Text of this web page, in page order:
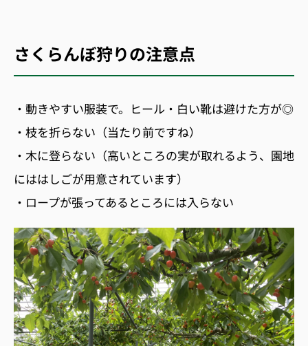
さくらんぼ狩りの注意点
・動きやすい服装で。ヒール・白い靴は避けた方が◎
・枝を折らない（当たり前ですね）
・木に登らない（高いところの実が取れるよう、園地
にははしごが用意されています）
・ロープが張ってあるところには入らない